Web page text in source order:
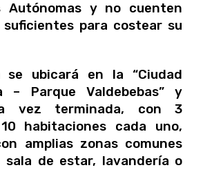
Autónomas y no cuenten
para costear su
se ubicará en la “Ciudad
– Parque Valdebebas” y
vez terminada, con 3
habitaciones cada uno,
amplias zonas comunes
sala de estar, lavandería o